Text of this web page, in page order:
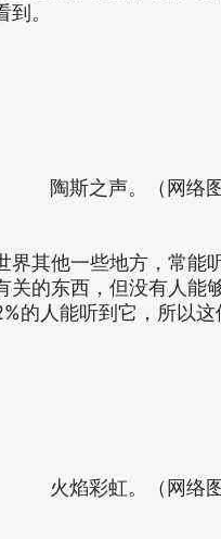
。
陶斯之声。（网络图
界其他一些地方，常能
关的东西，但没有人能
的人能听到它，所以这
火焰彩虹。（网络图